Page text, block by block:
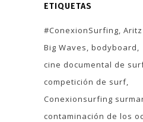
ETIQUETAS
#ConexionSurfing
Big Waves bodyboard
cine documental de
competición de surf
Conexionsurfing
contaminación de los